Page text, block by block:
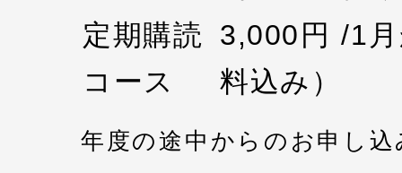
定期購読
コース
3,000円 /1
料込み）
年度の途中からのお申し